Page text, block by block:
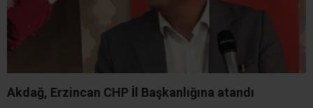
Akdağ, Erzincan CHP İl Başkanlığına atandı